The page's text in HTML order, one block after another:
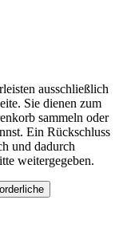
ausschließlich
Sie dienen zum
sammeln oder
Ein Rückschluss
und dadurch
weitergegeben.